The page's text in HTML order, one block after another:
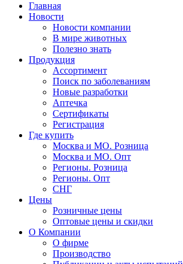
Главная
Новости
Новости компании
В мире животных
Полезно знать
Продукция
Ассортимент
Поиск по заболеваниям
Новые разработки
Аптечка
Сертификаты
Регистрация
Где купить
Москва и МО. Розница
Москва и МО. Опт
Регионы. Розница
Регионы. Опт
СНГ
Цены
Розничные цены
Оптовые цены и скидки
О Компании
О фирме
Производство